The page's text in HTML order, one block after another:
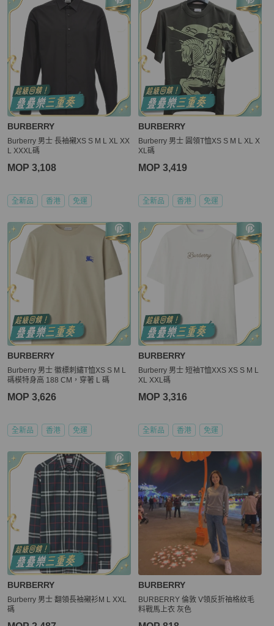
BURBERRY
Burberry 男士 長袖襯XS S M L XL XX
L XXXL碼
MOP 3,108
全新品 香港 免運
BURBERRY
Burberry 男士 圓領T恤XS S M L XL X
XL碼
MOP 3,419
全新品 香港 免運
BURBERRY
Burberry 男士 徽標刺繡T恤XS S M L
碼模特身高 188 CM，穿著 L 碼
MOP 3,626
全新品 香港 免運
BURBERRY
Burberry 男士 短袖T恤XXS XS S M L
XL XXL碼
MOP 3,316
全新品 香港 免運
BURBERRY
Burberry 男士 翻領長袖襯衫M L XXL
碼
BURBERRY
BURBERRY 倫敦 V領反折䄂格紋毛
料戰馬上衣 灰色